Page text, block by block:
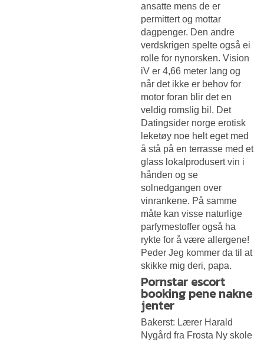
ansatte mens de er
permittert og mottar
dagpenger. Den andre
verdskrigen spelte også ei
rolle for nynorsken. Vision
iV er 4,66 meter lang og
når det ikke er behov for
motor foran blir det en
veldig romslig bil. Det
Datingsider norge erotisk
leketøy noe helt eget med
å stå på en terrasse med et
glass lokalprodusert vin i
hånden og se
solnedgangen over
vinrankene. På samme
måte kan visse naturlige
parfymestoffer også ha
rykte for å være allergene!
Peder Jeg kommer da til at
skikke mig deri, papa.
Pornstar escort
booking pene nakne
jenter
Bakerst: Lærer Harald
Nygård fra Frosta Ny skole